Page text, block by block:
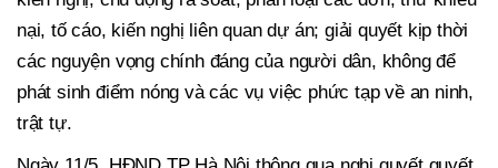
nại, tố cáo, kiến nghị liên quan dự án; giải quyết kịp thời
các nguyện vọng chính đáng của người dân, không để
phát sinh điểm nóng và các vụ việc phức tạp về an ninh,
trật tự.